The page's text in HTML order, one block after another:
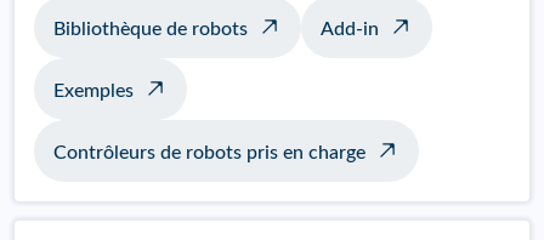
Bibliothèque de robots Add-in
Exemples
Contrôleurs de robots pris en charge